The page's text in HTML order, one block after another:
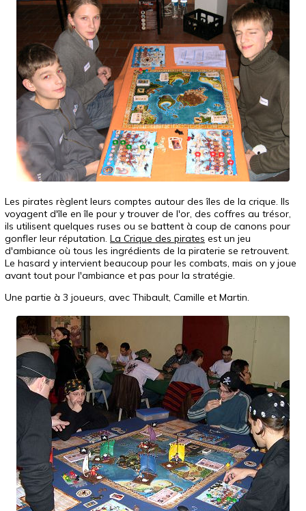
Les pirates règlent leurs comptes autour des îles de la crique. Ils
voyagent d'île en île pour y trouver de l'or, des coffres au trésor,
ils utilisent quelques ruses ou se battent à coup de canons pour
gonfler leur réputation. La Crique des pirates est un jeu
d'ambiance où tous les ingrédients de la piraterie se retrouvent.
Le hasard y intervient beaucoup pour les combats, mais on y joue
avant tout pour l'ambiance et pas pour la stratégie.
Une partie à 3 joueurs, avec Thibault, Camille et Martin.